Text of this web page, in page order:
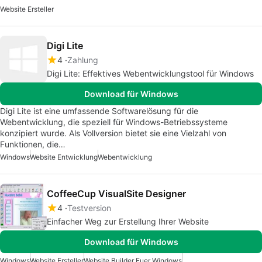
Website Ersteller
Digi Lite
4 Zahlung
Digi Lite: Effektives Webentwicklungstool für Windows
Download für Windows
Digi Lite ist eine umfassende Softwarelösung für die
Webentwicklung, die speziell für Windows-Betriebssysteme
konzipiert wurde. Als Vollversion bietet sie eine Vielzahl von
Funktionen, die…
WindowsWebsite EntwicklungWebentwicklung
CoffeeCup VisualSite Designer
4 Testversion
Einfacher Weg zur Erstellung Ihrer Website
Download für Windows